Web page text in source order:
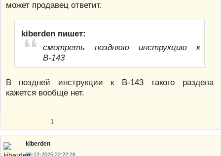
может продавец ответит.
kiberden пишет:
смотреть позднюю инструкцию к
В-143
В поздней инструкции к В-143 такого раздела
кажется вообще нет.
1
kiberden
08-12-2025 22:22:26